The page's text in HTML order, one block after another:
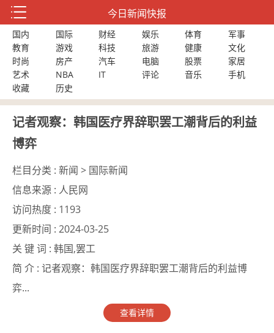
今日新闻快报
国内 国际 财经 娱乐 体育
军事
教育
游戏 科技 旅游 健康
文化
时尚
房产 汽车 电脑 股票
家居
艺术
NBA IT 评论 音乐
手机
收藏
历史
记者观察：韩国医疗界辞职罢工潮背后的利益
博弈
栏目分类 : 新闻 > 国际新闻
信息来源 : 人民网
访问热度 : 1193
更新时间 : 2024-03-25
关 键 词 : 韩国,罢工
简 介 : 记者观察：韩国医疗界辞职罢工潮背后的利益博
弈...
查看详情